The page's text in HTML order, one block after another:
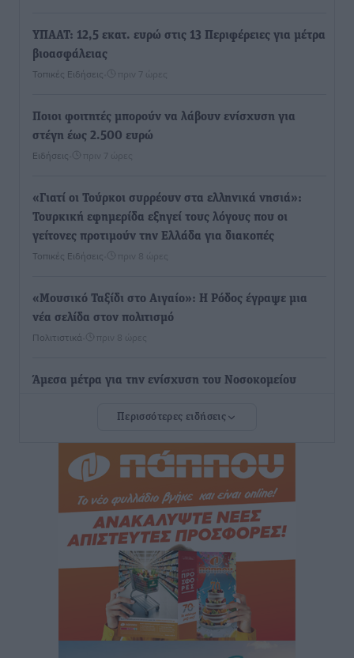
ΥΠΑΑΤ: 12,5 εκατ. ευρώ στις 13 Περιφέρειες για μέτρα
βιοασφάλειας
Τοπικές Ειδήσεις πριν 7 ώρες
Ποιοι φοιτητές μπορούν να λάβουν ενίσχυση για
στέγη έως 2.500 ευρώ
Ειδήσεις πριν 7 ώρες
«Γιατί οι Τούρκοι συρρέουν στα ελληνικά νησιά»:
Τουρκική εφημερίδα εξηγεί τους λόγους που οι
γείτονες προτιμούν την Ελλάδα για διακοπές
Τοπικές Ειδήσεις πριν 8 ώρες
«Μουσικό Ταξίδι στο Αιγαίο»: Η Ρόδος έγραψε μια
νέα σελίδα στον πολιτισμό
Πολιτιστικά πριν 8 ώρες
Άμεσα μέτρα για την ενίσχυση του Νοσοκομείου
ανακοίνωσε ο Άδωνις Γεωργιάδης
Iατρικός Σύλλογος Ροδου προς Α. Γεωργιάδη:
Στρατηγικές Προτάσεις για την Ενίσχυση της
Δημόσιας Υγείας στη Νησιωτική Ελλάδα και στα
Νοσοκομεία της Γ΄ Ζώνης
πριν 8 ώρες
Πάνθηρες: Ξεκίνησαν αισιόδοξοι για την παρθενική
Αθλητικά• πριν 9 ώρες
Περισσότερες ειδήσεις